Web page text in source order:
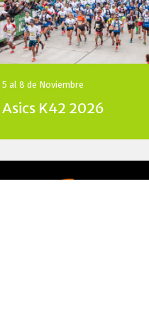
5 al 8 de Noviembre
Asics K42 2026